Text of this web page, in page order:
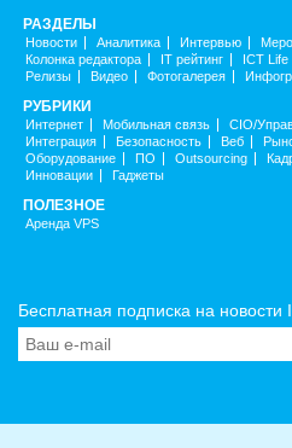
РАЗДЕЛЫ
Новости Аналитика Интервью
Колонка редактора
IT рейтинг ICT Life
Релизы
Видео Фотогалерея
РУБРИКИ
Интернет Мобильная связь CIO/
Интеграция
Безопасность Веб
Оборудование
ПО Outsourcing
Инновации
Гаджеты
ПОЛЕЗНОЕ
Аренда VPS
Бесплатная подписка на новости